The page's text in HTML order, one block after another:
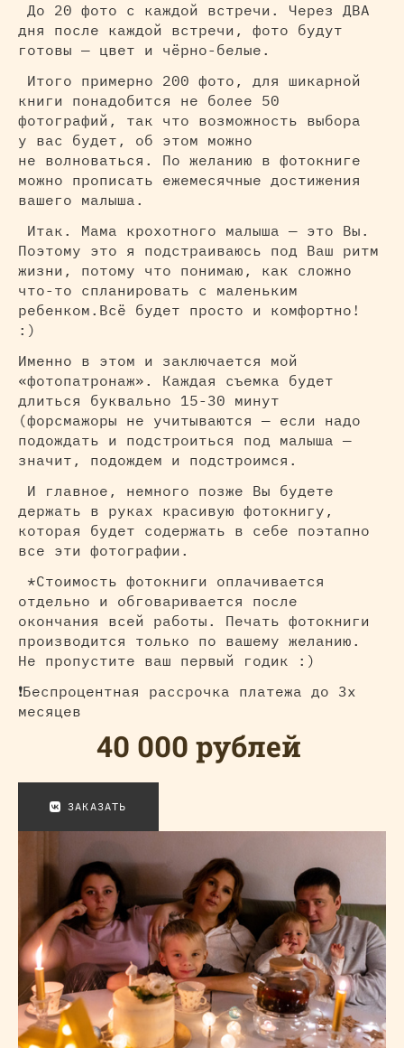
До 20 фото с каждой встречи. Через ДВА
дня после каждой встречи, фото будут
готовы — цвет и чёрно-белые.
Итого примерно 200 фото, для шикарной
книги понадобится не более 50
фотографий, так что возможность выбора
у вас будет, об этом можно
не волноваться. По желанию в фотокниге
можно прописать ежемесячные достижения
вашего малыша.
Итак. Мама крохотного малыша — это Вы.
Поэтому это я подстраиваюсь под Ваш ритм
жизни, потому что понимаю, как сложно
что-то спланировать с маленьким
ребенком. ​Всё будет просто и комфортно!
:)
Именно в этом и заключается мой
«фотопатронаж». Каждая съемка будет
длиться буквально 15-30 минут
(форсмажоры не учитываются — если надо
подождать и подстроиться под малыша —
значит, подождем и подстроимся.
И главное, немного позже Вы будете
держать в руках красивую фотокнигу,
которая будет содержать в себе поэтапно
все эти фотографии.
*Стоимость фотокниги оплачивается
отдельно и обговаривается после
окончания всей работы. Печать фотокниги
производится только по вашему желанию.
Не пропустите ваш первый годик :)
❗Беспроцентная рассрочка платежа до 3х
месяцев
40 000 рублей
ЗАКАЗАТЬ